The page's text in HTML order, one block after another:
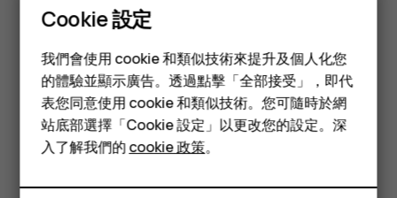
智慧型手機
功能型手機
配件
平板電腦
如果您的手機不幸遺失，而您剛好有登入 Google 帳戶，您可能
可以從遠端尋找、鎖定手機或清除手機的內容。在已與 Google
帳戶關聯的手機上，尋找我的裝置預設是開啟的。
要使用尋找我的裝置，您遺失的手機必須符合以下條件：
為已開啟狀態
登入 Google 帳戶
Cookie 設定
我們會使用 cookie 和類似技術來提升及個人化您
的體驗並顯示廣告。透過點擊「全部接受」，即代
表您同意使用 cookie 和類似技術。您可隨時於網
站底部選擇「Cookie 設定」以更改您的設定。深
入了解我們的cookie 政策。